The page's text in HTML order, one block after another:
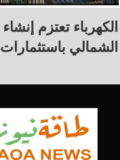
الشمالي باستثمارات 6.5 مليار جنيه